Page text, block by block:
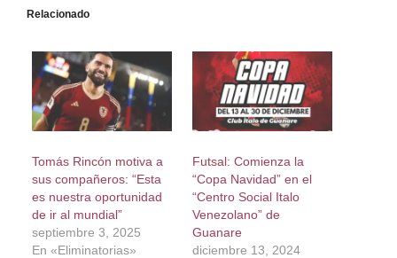
Relacionado
Tomás Rincón motiva a
sus compañeros: “Esta
es nuestra oportunidad
de ir al mundial”
septiembre 3, 2025
En «Eliminatorias»
Futsal: Comienza la
“Copa Navidad” en el
“Centro Social Italo
Venezolano” de
Guanare
diciembre 13, 2024